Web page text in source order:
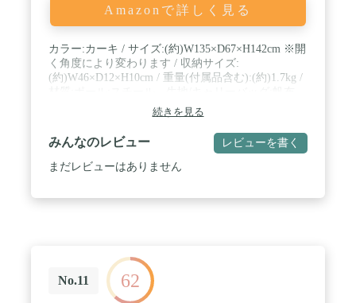
Amazonで詳しく見る
カラー:カーキ / サイズ:(約)W135×D67×H142cm ※開
く角度により変わります / 収納サイズ:
(約)W46×D12×H10cm / 重量(付属品含む):(約)1.7kg /
(コットン)、ペグ:アルミ合金 / 付属品:アルミペグ×6
本、キャリーバッグ / 部門名: ユニセックス大人
続きを見る
みんなのレビュー レビューを書く
まだレビューはありません
No.11 62